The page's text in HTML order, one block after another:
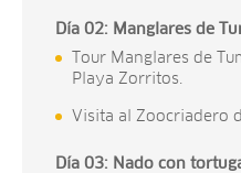
Día 02: Manglares de
Tour Manglares de
Playa Zorritos.
Visita al Zoocriadero
Día 03: Nado con